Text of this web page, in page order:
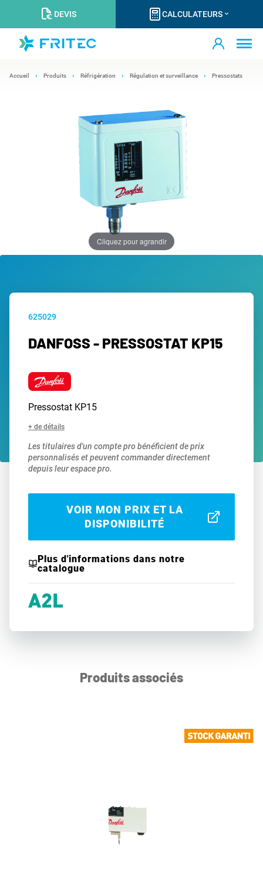
DEVIS CALCULATEURS
Accueil Produits Réfrigération Régulation et surveillance Pressostats
Cliquez pour agrandir
625029
DANFOSS - PRESSOSTAT KP15
Pressostat KP15
+ de détails
Les titulaires d'un compte pro bénéficient de prix
personnalisés et peuvent commander directement
depuis leur espace pro.
VOIR MON PRIX ET LA
DISPONIBILITÉ
Plus d'informations dans notre
catalogue
Produits associés